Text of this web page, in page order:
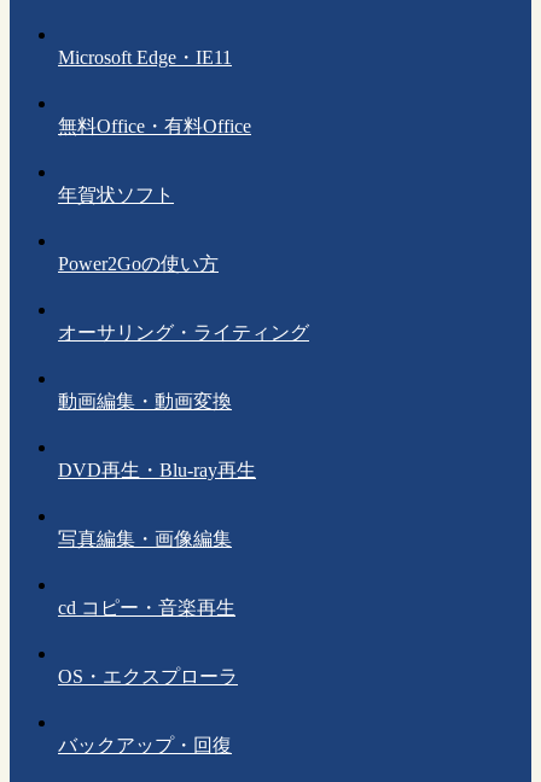
Microsoft Edge・IE11
無料Office・有料Office
年賀状ソフト
Power2Goの使い方
オーサリング・ライティング
動画編集・動画変換
DVD再生・Blu-ray再生
写真編集・画像編集
cd コピー・音楽再生
OS・エクスプローラ
バックアップ・回復